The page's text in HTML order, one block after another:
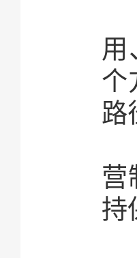
用
个
路
营
持